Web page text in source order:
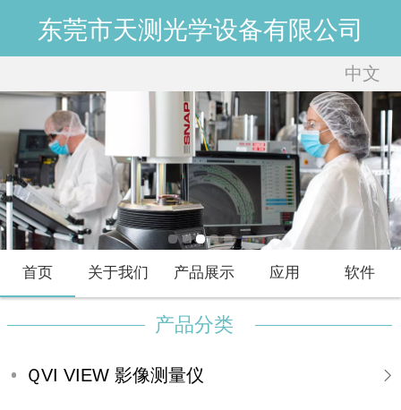
东莞市天测光学设备有限公司
中文
中文
English
首页 关于我们 产品展示 应用 软件
产品分类
ＱVI VIEW 影像测量仪